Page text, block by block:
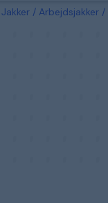
Jakker Arbejdsjakker